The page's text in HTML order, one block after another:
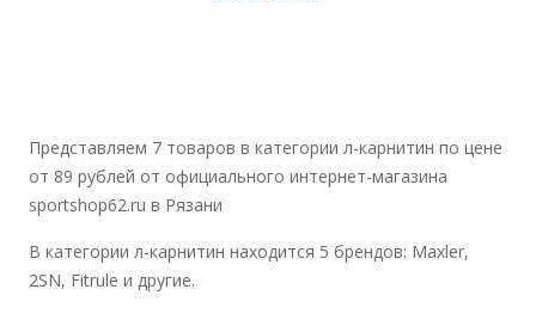
Представляем 7 товаров в категории л-карнитин по цене
от 89 рублей от официального интернет-магазина
sportshop62.ru в Рязани
В категории л-карнитин находится 5 брендов: Maxler,
2SN, Fitrule и другие.